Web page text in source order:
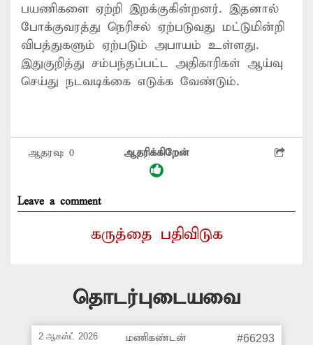
பயணிகளை ஏற்றி இறக்குகின்றனர். இதனால்
போக்குவரத்து நெரிசல் ஏற்படுவது மட்டுமின்றி
விபத்துகளும் ஏற்படும் அபாயம் உள்ளது.
இதுகுறித்து சம்பந்தப்பட்ட அதிகாரிகள் ஆய்வு
செய்து நடவடிக்கை எடுக்க வேண்டும்.
ஆதரவு: 0 ஆதரிக்கிறேன்
Leave a comment
கருத்தை பதிவிடுக
தொடர்புடையவை
2 ஆகஸ்ட் 2026
மணிகண்டன்
#66293